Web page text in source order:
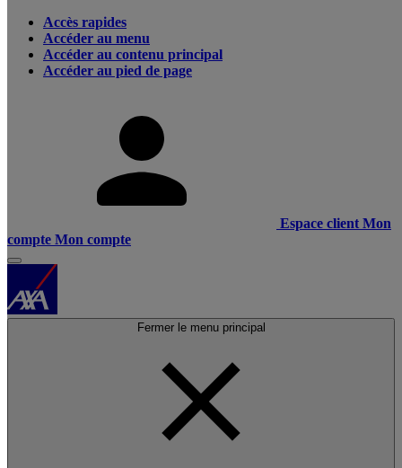
Accès rapides
Accéder au menu
Accéder au contenu principal
Accéder au pied de page
Espace client Mon
compte Mon compte
Fermer le menu principal